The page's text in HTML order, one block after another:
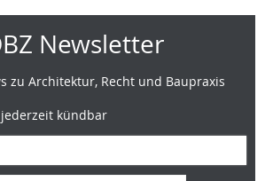
Newsletter
zu Architektur, Recht und Baupraxis
kündbar